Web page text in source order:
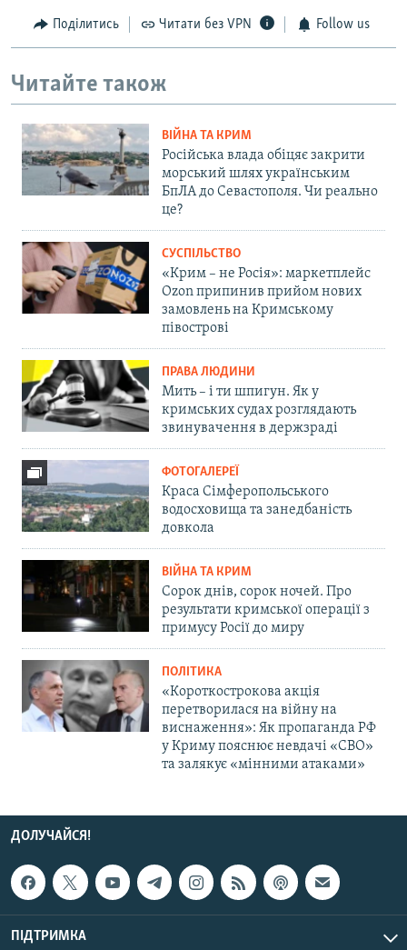
Поділитись Читати без VPN Follow us
Читайте також
ВІЙНА ТА КРИМ
Російська влада обіцяє закрити
морський шлях українським
БпЛА до Севастополя. Чи реально
це?
СУСПІЛЬСТВО
«Крим – не Росія»: маркетплейс
Ozon припинив прийом нових
замовлень на Кримському
півострові
ПРАВА ЛЮДИНИ
Мить – і ти шпигун. Як у
кримських судах розглядають
звинувачення в держзраді
ФОТОГАЛЕРЕЇ
Краса Сімферопольського
водосховища та занедбаність
довкола
ВІЙНА ТА КРИМ
Сорок днів, сорок ночей. Про
результати кримської операції з
примусу Росії до миру
ПОЛІТИКА
«Короткострокова акція
перетворилася на війну на
виснаження»: Як пропаганда РФ
у Криму пояснює невдачі «СВО»
та залякує «мінними атаками»
ДОЛУЧАЙСЯ!
ПІДТРИМКА